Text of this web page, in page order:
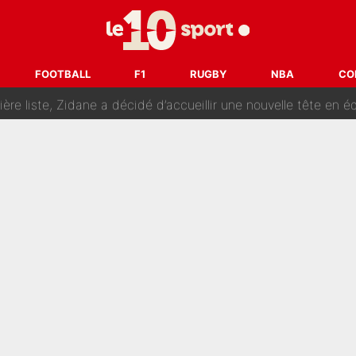
FOOTBALL F1 RUGBY NBA
prêt à l’écarter au PSG, la décision qui va accélérer son
: Kylian Mbappé et Lamine Yamal changent de chaîne, «le
liste, Zidane a décidé d’accueillir une nouvelle tête en